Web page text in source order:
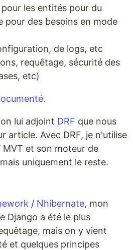
les entités pour du
pour des besoins en mode
de logs, etc
requêtage, sécurité des
etc)
.
lui adjoint DRF que nous
article. Avec DRF, je n'utilise
MVT et son moteur de
uniquement le reste.
/ Nhibernate, mon
Django a été le plus
mais on y vient
et quelques principes